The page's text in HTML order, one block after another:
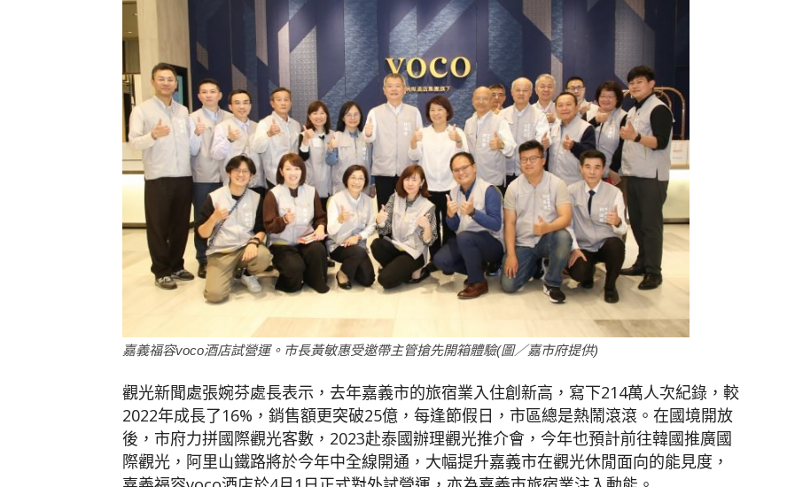
嘉義福容voco酒店試營運。市長黃敏惠受邀帶主管搶先開箱體驗(圖／嘉市府提供)
觀光新聞處張婉芬處長表示，去年嘉義市的旅宿業入住創新高，寫下214萬人次紀錄，較
2022年成長了16%，銷售額更突破25億，每逢節假日，市區總是熱鬧滾滾。在國境開放
後，市府力拼國際觀光客數，2023赴泰國辦理觀光推介會，今年也預計前往韓國推廣國
際觀光，阿里山鐵路將於今年中全線開通，大幅提升嘉義市在觀光休閒面向的能見度，